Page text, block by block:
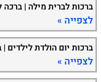
ברכות לברית מילה | ברכה
לצפייה »
ברכות יום הולדת לילדים
לצפייה »